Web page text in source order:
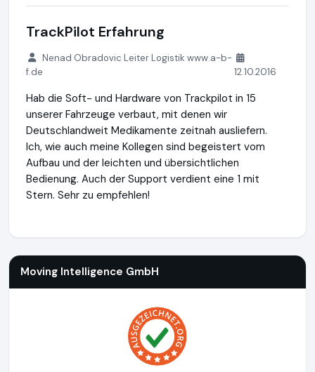
TrackPilot Erfahrung
Nenad Obradovic Leiter Logistik www.a-b-
f.de
12.10.2016
Hab die Soft- und Hardware von Trackpilot in 15
unserer Fahrzeuge verbaut, mit denen wir
Deutschlandweit Medikamente zeitnah ausliefern.
Ich, wie auch meine Kollegen sind begeistert vom
Aufbau und der leichten und übersichtlichen
Bedienung. Auch der Support verdient eine 1 mit
Stern. Sehr zu empfehlen!
Moving Intelligence GmbH